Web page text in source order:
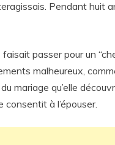
Pendant huit
passer pour un
malheureux,
mariage qu’elle
consentit à l’épouser.